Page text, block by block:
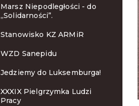
Marsz Niepodległości - do
„Solidarności”.
Stanowisko KZ ARMiR
WZD Sanepidu
Jedziemy do Luksemburga!
XXXIX Pielgrzymka Ludzi
Pracy